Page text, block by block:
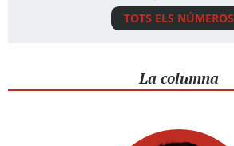
TOTS ELS NÚMEROS
La columna